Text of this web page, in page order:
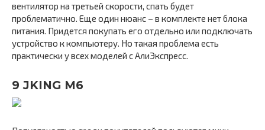
вентилятор на третьей скорости, спать будет
проблематично. Еще один нюанс – в комплекте нет блока
питания. Придется покупать его отдельно или подключать
устройство к компьютеру. Но такая проблема есть
практически у всех моделей с АлиЭкспресс.
9 JKING M6